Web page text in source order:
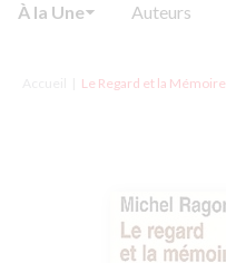
À la Une Auteurs
Le Regard et la Mémoire